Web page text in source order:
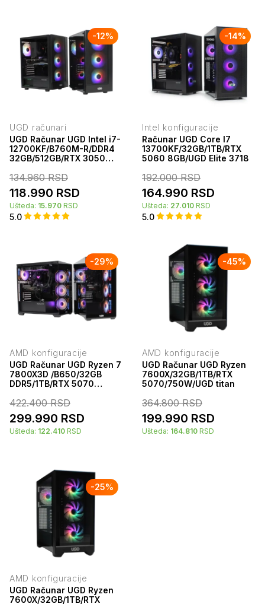
-12%
UGD računari
UGD Računar UGD Intel i7-
12700KF/B760M-R/DDR4
32GB/512GB/RTX 3050
5.0
134.960RSD
118.990 RSD
Ušteda: 15.970 RSD
-14%
Intel konfiguracije
Računar UGD Core I7
13700KF/32GB/1TB/RTX
5060 8GB/UGD Elite 3718
5.0
192.000RSD
164.990 RSD
Ušteda: 27.010 RSD
-29%
AMD konfiguracije
UGD Računar UGD Ryzen 7
7800X3D /B650/32GB
DDR5/1TB/RTX 5070
422.400RSD
299.990 RSD
Ušteda: 122.410 RSD
-45%
AMD konfiguracije
UGD Računar UGD Ryzen
7600X/32GB/1TB/RTX
5070/750W/UGD titan
364.800RSD
199.990 RSD
Ušteda: 164.810 RSD
-25%
AMD konfiguracije
UGD Računar UGD Ryzen
7600X/32GB/1TB/RTX